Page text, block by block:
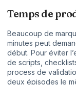
Temps de
Beaucoup de
minutes peut
début. Pour éviter
de scripts,
process de
deux épisodes le